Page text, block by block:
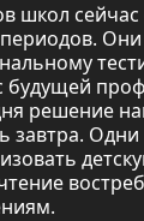
школ
Они
будущей
решение
завтра.